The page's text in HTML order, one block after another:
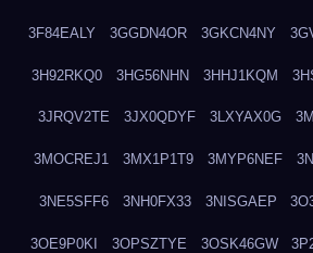
3F84EALY 3GGDN4OR 3GKCN4NY
3H92RKQ0 3HG56NHN 3HHJ1KQM
3JRQV2TE 3JX0QDYF 3LXYAX0G
3MOCREJ1 3MX1P1T9 3MYP6NEF
3NE5SFF6 3NH0FX33 3NISGAEP
3OE9P0KI 3OPSZTYE 3OSK46GW